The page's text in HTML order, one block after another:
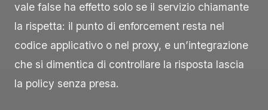
vale false ha effetto solo se il servizio chiamante
la rispetta: il punto di enforcement resta nel
codice applicativo o nel proxy, e un’integrazione
che si dimentica di controllare la risposta lascia
la policy senza presa.